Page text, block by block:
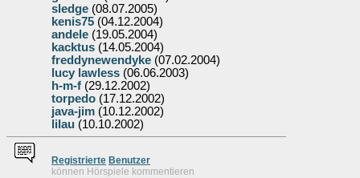
sledge (08.07.2005)
kenis75 (04.12.2004)
andele (19.05.2004)
kacktus (14.05.2004)
freddynewendyke (07.02.2004)
lucy lawless (06.06.2003)
h-m-f (29.12.2002)
torpedo (17.12.2002)
java-jim (10.12.2002)
lilau (10.10.2002)
Registrierte Benutzer
können Hörspiele kommentieren